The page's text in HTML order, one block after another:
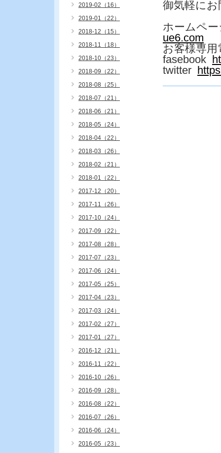
御気軽に
ホームペ
ue6.com
お客様専用
fasebook
twitter
2019-02（16）
2019-01（22）
2018-12（15）
2018-11（18）
2018-10（23）
2018-09（22）
2018-08（25）
2018-07（21）
2018-06（21）
2018-05（24）
2018-04（22）
2018-03（26）
2018-02（21）
2018-01（22）
2017-12（20）
2017-11（26）
2017-10（24）
2017-09（22）
2017-08（28）
2017-07（23）
2017-06（24）
2017-05（25）
2017-04（23）
2017-03（24）
2017-02（27）
2017-01（27）
2016-12（21）
2016-11（22）
2016-10（26）
2016-09（28）
2016-08（22）
2016-07（26）
2016-06（24）
2016-05（23）